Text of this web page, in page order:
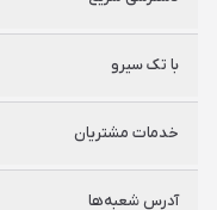
ایکس‌باکس
شگفت سیرو
با تک سیرو
راه‌های ارتباطی
مجله خبری
خدمات مشتریان
راهنمای اکانت‌ها
آدرس شعبه‌ها